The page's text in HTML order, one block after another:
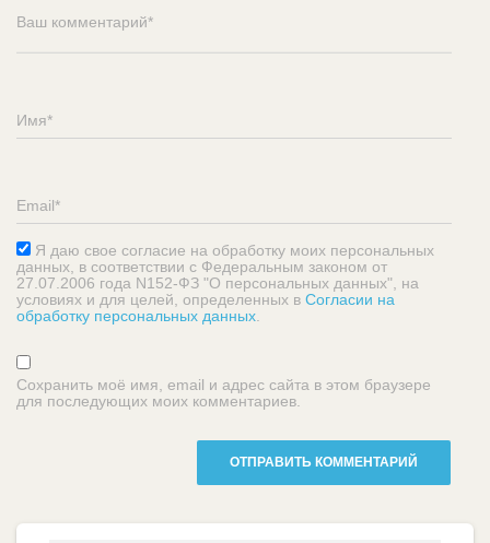
Я даю свое согласие на обработку моих персональных
данных, в соответствии с Федеральным законом от
27.07.2006 года N152-ФЗ "О персональных данных", на
условиях и для целей, определенных в Согласии на
обработку персональных данных
Сохранить моё имя, email и адрес сайта в этом браузере
для последующих моих комментариев.